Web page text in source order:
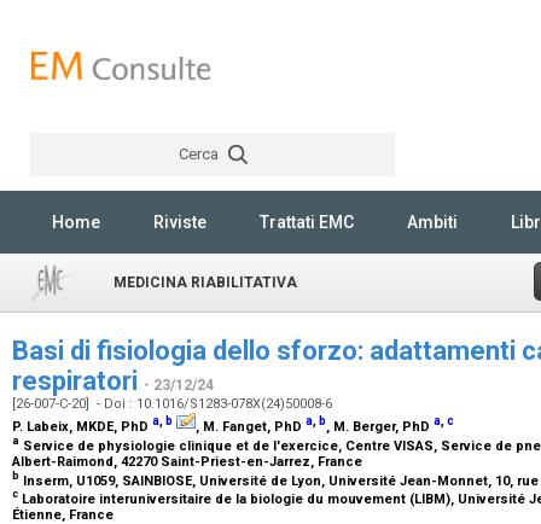
Cerca
Home Riviste Trattati EMC Ambiti
MEDICINA RIABILITATIVA
Basi di fisiologia dello sforzo: adattamenti
respiratori - 23/12/24
[26-007-C-20] - Doi : 10.1016/S1283-078X(24)50008-6
P. Labeix, MKDE, PhD a, b , M. Fanget, PhD a, b, M. Berger, PhD a,c
a Service de physiologie clinique et de l'exercice, Centre VISAS, Service de
Albert-Raimond, 42270 Saint-Priest-en-Jarrez, France
b Inserm, U1059, SAINBIOSE, Université de Lyon, Université Jean-Monnet, 10,
c Laboratoire interuniversitaire de la biologie du mouvement (LIBM), Université
Étienne, France